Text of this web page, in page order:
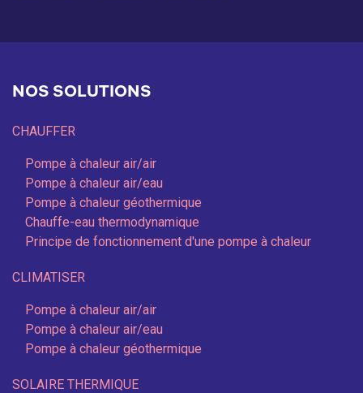
NOS SOLUTIONS
CHAUFFER
Pompe à chaleur air/air
Pompe à chaleur air/eau
Pompe à chaleur géothermique
Chauffe-eau thermodynamique
Principe de fonctionnement d'une pompe à chaleur
CLIMATISER
Pompe à chaleur air/air
Pompe à chaleur air/eau
Pompe à chaleur géothermique
SOLAIRE THERMIQUE